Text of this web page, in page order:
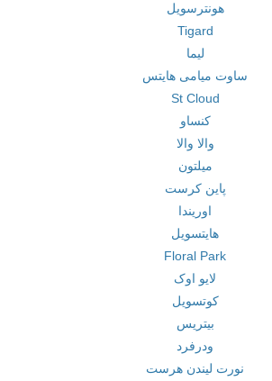
هونترسویل
Tigard
لیما
ساوت میامی هایتس
St Cloud
کنساو
والا والا
میلتون
پاین کرست
اوریندا
هایتسویل
Floral Park
لایو اوک
کوتسویل
بیتریس
ودرفرد
نورت لیندن هرست